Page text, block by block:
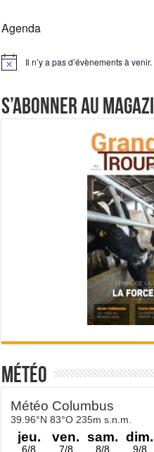
Agenda
Notice Il n’y a pas d’évènements à venir.
S’abonner au
Météo